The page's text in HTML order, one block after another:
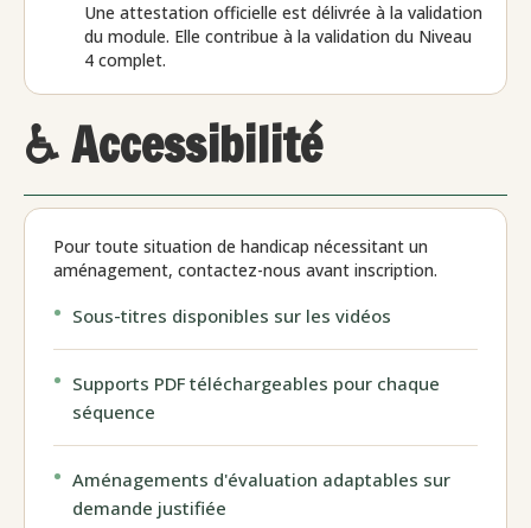
Une attestation officielle est délivrée à la validation
du module. Elle contribue à la validation du Niveau
4 complet.
♿ Accessibilité
Pour toute situation de handicap nécessitant un
aménagement, contactez-nous avant inscription.
Sous-titres disponibles sur les vidéos
Supports PDF téléchargeables pour chaque
séquence
Aménagements d'évaluation adaptables sur
demande justifiée